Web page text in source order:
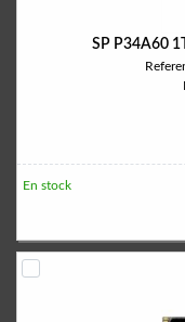
SP P34A60
En stock